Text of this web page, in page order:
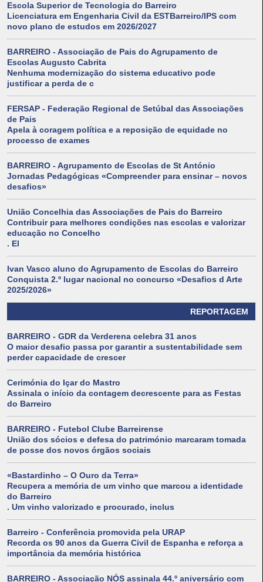
Escola Superior de Tecnologia do Barreiro
Licenciatura em Engenharia Civil da ESTBarreiro/IPS com
novo plano de estudos em 2026/2027
BARREIRO - Associação de Pais do Agrupamento de
Escolas Augusto Cabrita
Nenhuma modernização do sistema educativo pode
justificar a perda de c
FERSAP - Federação Regional de Setúbal das Associações
de Pais
Apela à coragem política e a reposição de equidade no
processo de exames
BARREIRO - Agrupamento de Escolas de St António
Jornadas Pedagógicas «Compreender para ensinar – novos
desafios»
União Concelhia das Associações de Pais do Barreiro
Contribuir para melhores condições nas escolas e valorizar
educação no Concelho
. El
Ivan Vasco aluno do Agrupamento de Escolas do Barreiro
Conquista 2.º lugar nacional no concurso «Desafios d Arte
2025/2026»
REPORTAGEM
BARREIRO - GDR da Verderena celebra 31 anos
O maior desafio passa por garantir a sustentabilidade sem
perder capacidade de crescer
Cerimónia do Içar do Mastro
Assinala o início da contagem decrescente para as Festas
do Barreiro
BARREIRO - Futebol Clube Barreirense
União dos sócios e defesa do património marcaram tomada
de posse dos novos órgãos sociais
«Bastardinho – O Ouro da Terra»
Recupera a memória de um vinho que marcou a identidade
do Barreiro
. Um vinho valorizado e procurado, inclus
Barreiro - Conferência promovida pela URAP
Recorda os 90 anos da Guerra Civil de Espanha e reforça a
importância da memória histórica
BARREIRO - Associação NÓS assinala 44.º aniversário com